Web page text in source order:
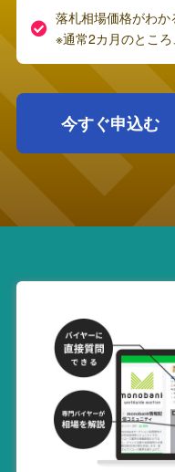
落札相場価格がわか
※通常2カ月のとこ
今すぐ申込む